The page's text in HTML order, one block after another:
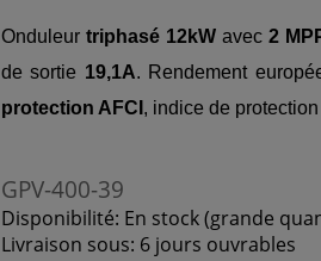
Onduleurtriphasé 12kW avec2
de sortie 19,1A. Rendement
protection AFCI , indice de protection
GPV-400-39
Disponibilité: En stock (grande
Livraison sous: 6 jours ouvrables